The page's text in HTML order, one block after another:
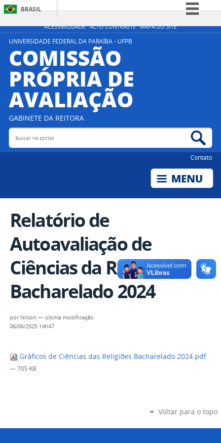
ACESSIBILIDADE ALTO CONTRASTE MAPA DO SITE
BRASIL
Simplifique!
Acesso à informação
UNIVERSIDADE FEDERAL DA PARAÍBA - UFPB
COMISSÃO
PRÓPRIA DE
AVALIAÇÃO
GABINETE DA REITORA
Buscar no portal
Contato
Relatório de
Autoavaliação de
Ciências da Religiões
Bacharelado 2024
por Nilson — última modificação
06/06/2025 14h47
Gráficos de Ciências das Religiões Bacharelado 2024.pdf
— 705 KB
Voltar para o topo